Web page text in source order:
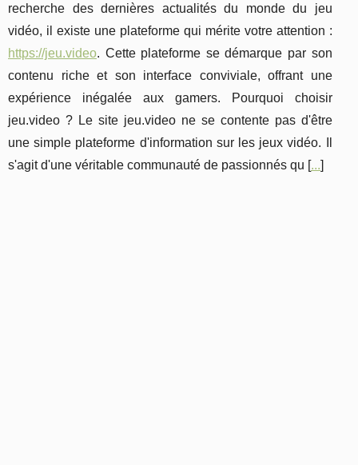
recherche des dernières actualités du monde du jeu
vidéo, il existe une plateforme qui mérite votre attention :
https://jeu.video. Cette plateforme se démarque par son
contenu riche et son interface conviviale, offrant une
expérience inégalée aux gamers. Pourquoi choisir
jeu.video ? Le site jeu.video ne se contente pas d'être
une simple plateforme d'information sur les jeux vidéo. Il
s'agit d'une véritable communauté de passionnés qu [...]